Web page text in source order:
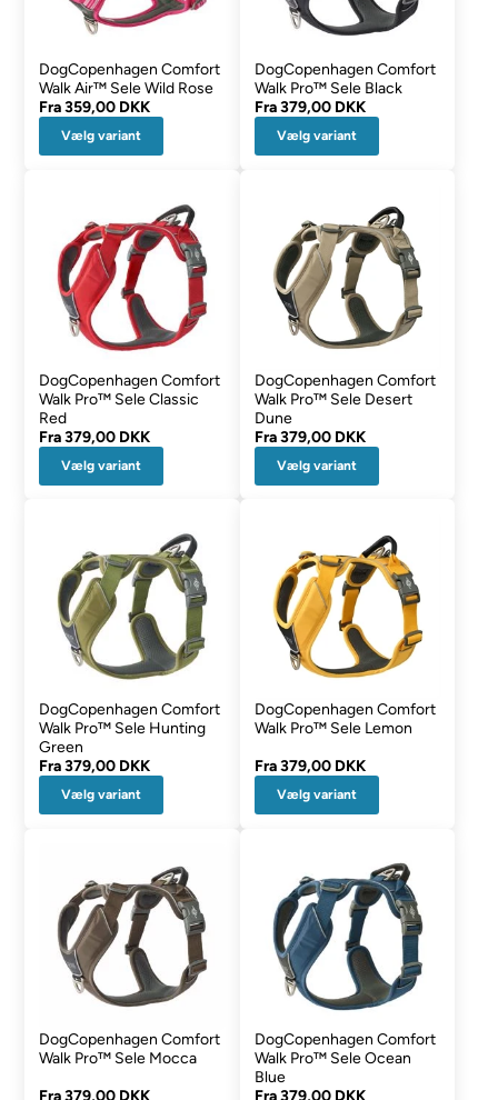
DogCopenhagen Comfort
Walk Air™ Sele Wild Rose
Fra359,00 DKK
Vælg variant
DogCopenhagen Comfort
Walk Pro™ Sele Black
Fra379,00 DKK
Vælg variant
DogCopenhagen Comfort
Walk Pro™ Sele Classic
Red
Fra379,00 DKK
Vælg variant
DogCopenhagen Comfort
Walk Pro™ Sele Desert
Dune
Fra379,00 DKK
Vælg variant
DogCopenhagen Comfort
Walk Pro™ Sele Hunting
Green
Fra379,00 DKK
Vælg variant
DogCopenhagen Comfort
Walk Pro™ Sele Lemon
Fra379,00 DKK
Vælg variant
DogCopenhagen Comfort
Walk Pro™ Sele Mocca
Fra379,00 DKK
DogCopenhagen Comfort
Walk Pro™ Sele Ocean
Blue
Fra379,00 DKK